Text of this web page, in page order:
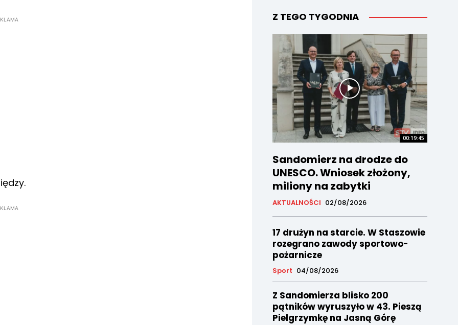
Z TEGO TYGODNIA
00:19:45
Sandomierz na drodze do
UNESCO. Wniosek złożony,
miliony na zabytki
AKTUALNOŚCI 02/08/2026
17 drużyn na starcie. W Staszowie
rozegrano zawody sportowo-
pożarnicze
Sport 04/08/2026
Z Sandomierza blisko 200
pątników wyruszyło w 43. Pieszą
Pielgrzymkę na Jasną Górę